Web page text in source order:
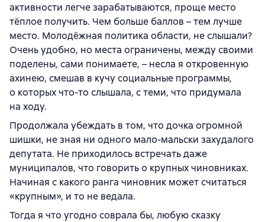
активности легче зарабатываются, проще место
тёплое получить. Чем больше баллов – тем лучше
место. Молодёжная политика области, не слышали?
Очень удобно, но места ограничены, между своими
поделены, сами понимаете, – несла я откровенную
ахинею, смешав в кучу социальные программы,
о которых что-то слышала, с теми, что придумала
на ходу.
Продолжала убеждать в том, что дочка огромной
шишки, не зная ни одного мало-мальски захудалого
депутата. Не приходилось встречать даже
муниципалов, что говорить о крупных чиновниках.
Начиная с какого ранга чиновник может считаться
«крупным», и то не ведала.
Тогда я что угодно соврала бы, любую сказку